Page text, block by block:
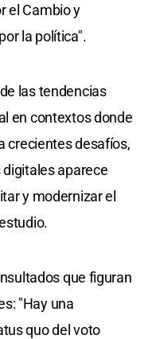
el Cambio y
la política".
las tendencias
en contextos donde
crecientes desafíos,
aparece
y modernizar el
que figuran
"Hay una
quo del voto